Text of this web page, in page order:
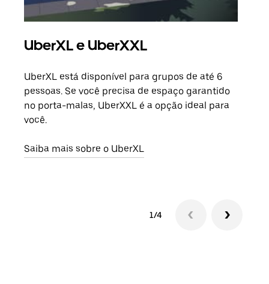
UberXL e UberXXL
UberXL está disponível para grupos de até 6
pessoas. Se você precisa de espaço garantido
no porta-malas, UberXXL é a opção ideal para
você.
Saiba mais sobre o UberXL
1/4